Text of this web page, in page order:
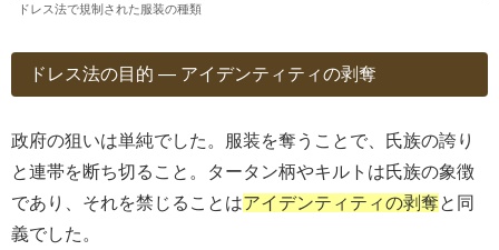
ドレス法で規制された服装の種類
ドレス法の目的 ― アイデンティティの剥奪
政府の狙いは単純でした。服装を奪うことで、氏族の誇り
と連帯を断ち切ること。タータン柄やキルトは氏族の象徴
であり、それを禁じることはアイデンティティの剥奪と同
義でした。